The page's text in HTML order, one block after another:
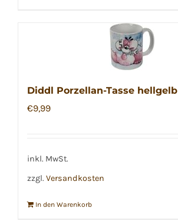
Diddl Porzellan-Tasse hellgelb
€9,99
inkl. MwSt.
zzgl. Versandkosten
In den Warenkorb